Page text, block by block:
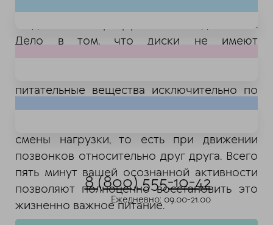
«задыхаться» и разрушаться без движения.
Дело в том, что диски не имеют
питательные вещества исключительно по
принципу диффузии, которая физически
смены нагрузки, то есть при движении
позвонков относительно друг друга. Всего
пять минут вашей осознанной активности
позволяют полноценно восстановить это
жизненно важное питание.
8 (800) 555-10-42
Ежедневно: 09.00-21.00